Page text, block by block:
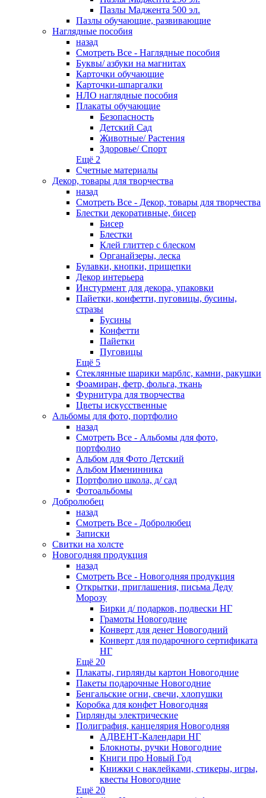
Пазлы Маджента 500 эл.
Пазлы обучающие, развивающие
Наглядные пособия
назад
Смотреть Все - Наглядные пособия
Буквы/ азбуки на магнитах
Карточки обучающие
Карточки-шпаргалки
НЛО наглядные пособия
Плакаты обучающие
Безопасность
Детский Сад
Животные/ Растения
Здоровье/ Спорт
Ещё 2
Счетные материалы
Декор, товары для творчества
назад
Смотреть Все - Декор, товары для творчества
Блестки декоративные, бисер
Бисер
Блестки
Клей глиттер с блеском
Органайзеры, леска
Булавки, кнопки, прищепки
Декор интерьера
Инстурмент для декора, упаковки
Пайетки, конфетти, пуговицы, бусины,
стразы
Бусины
Конфетти
Пайетки
Пуговицы
Ещё 5
Стеклянные шарики марблс, камни, ракушки
Фоамиран, фетр, фольга, ткань
Фурнитура для творчества
Цветы искусственные
Альбомы для фото, портфолио
назад
Смотреть Все - Альбомы для фото,
портфолио
Альбом для Фото Детский
Альбом Именинника
Портфолио школа, д/ сад
Фотоальбомы
Добролюбец
назад
Смотреть Все - Добролюбец
Записки
Свитки на холсте
Новогодняя продукция
назад
Смотреть Все - Новогодняя продукция
Открытки, приглашения, письма Деду
Морозу
Бирки д/ подарков, подвески НГ
Грамоты Новогодние
Конверт для денег Новогодний
Конверт для подарочного сертификата
НГ
Ещё 20
Плакаты, гирлянды картон Новогодние
Пакеты подарочные Новогодние
Бенгальские огни, свечи, хлопушки
Коробка для конфет Новогодняя
Гирлянды электрические
Полиграфия, канцелярия Новогодняя
АДВЕНТ-Календари НГ
Блокноты, ручки Новогодние
Книги про Новый Год
Книжки с наклейками, стикеры, игры,
квесты Новогодние
Ещё 20